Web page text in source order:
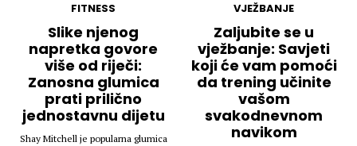
FITNESS
Slike njenog
napretka govore
više od riječi:
Zanosna glumica
prati prilično
jednostavnu dijetu
Shay Mitchell je popularna glumica
VJEŽBANJE
Zaljubite se u
vježbanje: Savjeti
koji će vam pomoći
da trening učinite
vašom
svakodnevnom
navikom